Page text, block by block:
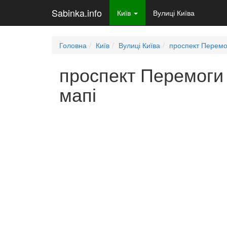
Sabinka.info Київ Вулиці Київа
Головна Київ Вулиці Київа проспект
проспект
мапі